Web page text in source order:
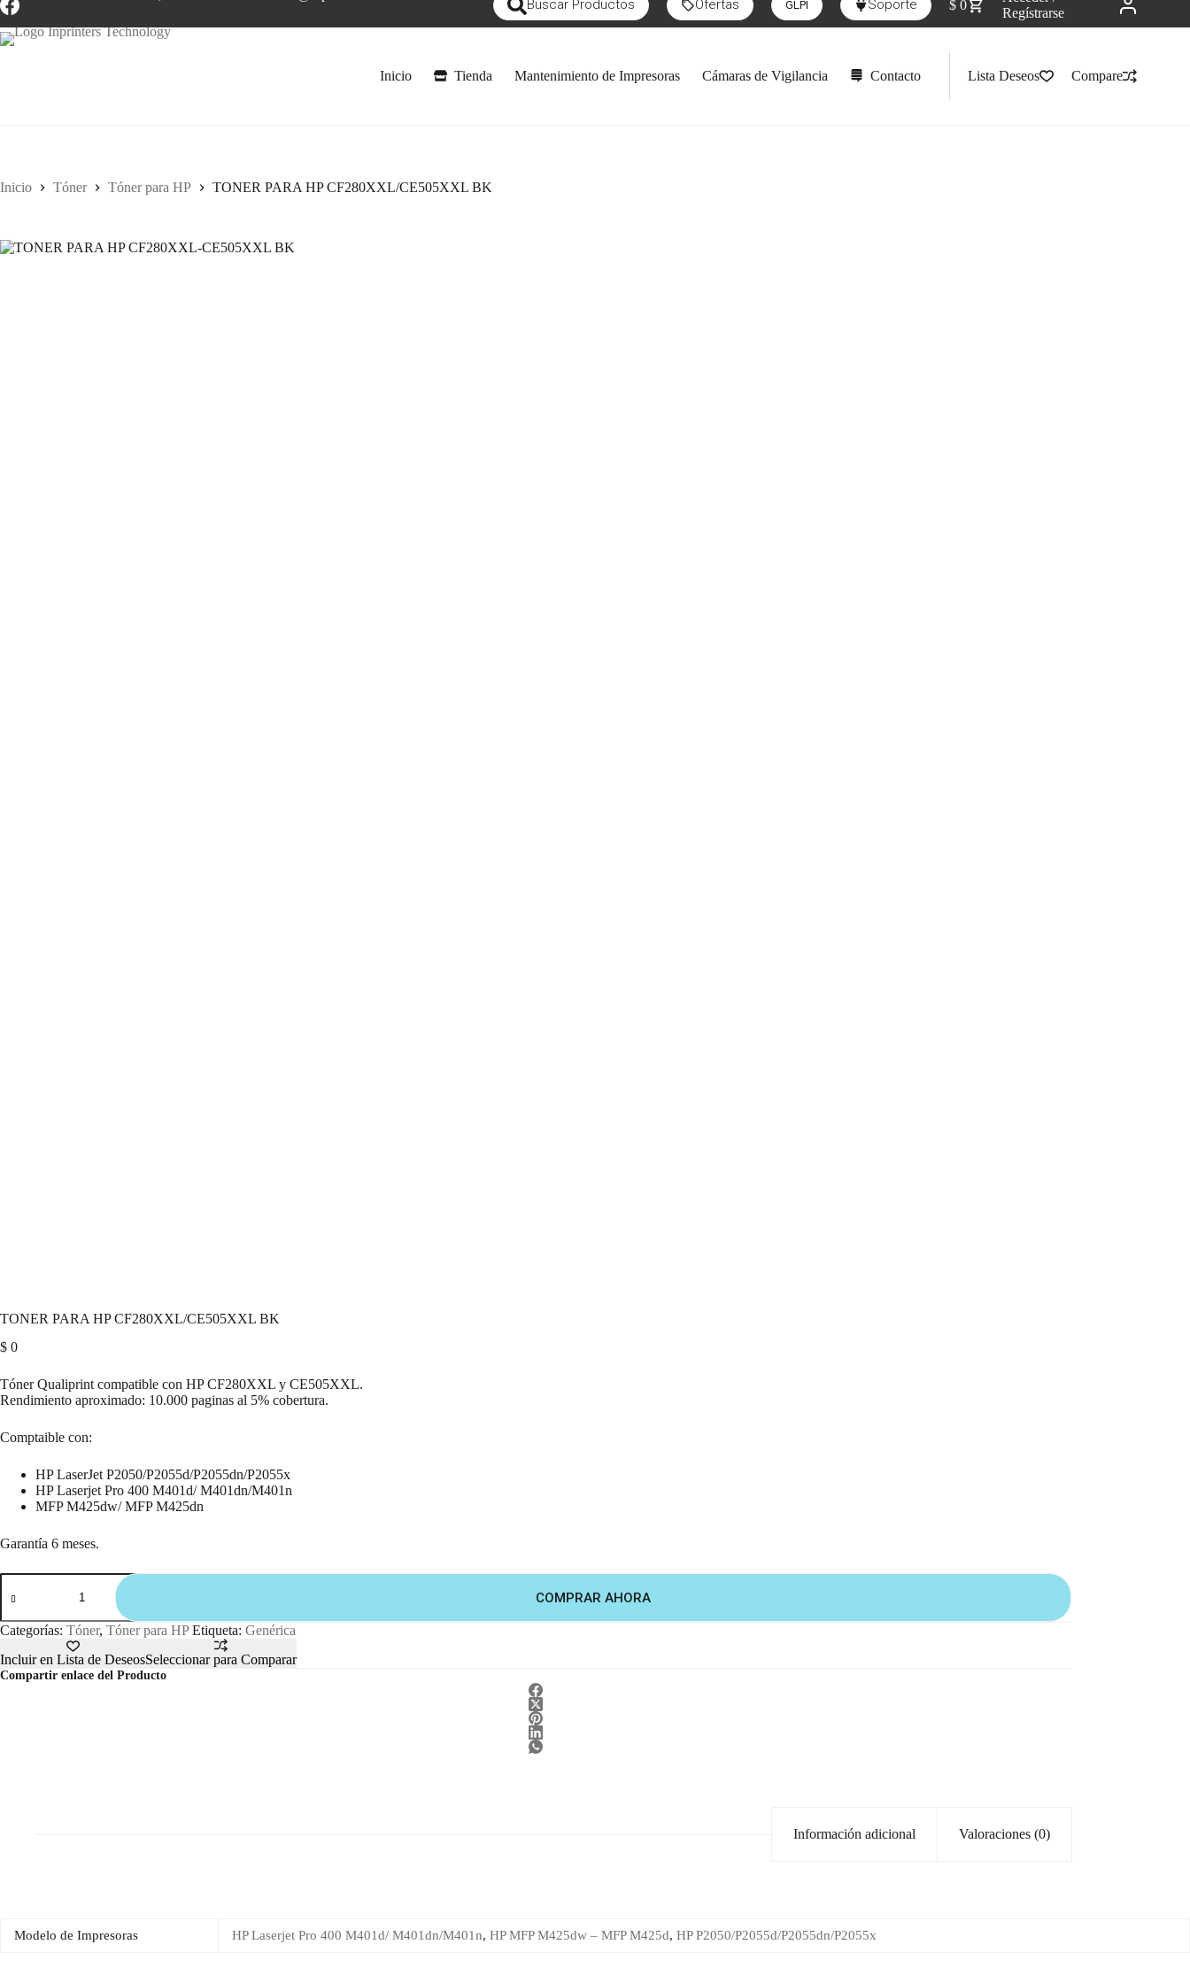
Buscar Productos Ofertas GLPI Soporte $ 0
Regístrarse
Inicio Tienda Mantenimiento de Impresoras Cámaras de Vigilancia Contacto Lista Deseos Compare
Inicio Tóner Tóner para HP TONER PARA HP CF280XXL/CE505XXL BK
TONER PARA HP CF280XXL/CE505XXL BK
$ 0
Tóner Qualiprint compatible con HP CF280XXL y CE505XXL.
Rendimiento aproximado: 10.000 paginas al 5% cobertura.
Comptaible con:
HP LaserJet P2050/P2055d/P2055dn/P2055x
HP Laserjet Pro 400 M401d/ M401dn/M401n
MFP M425dw/ MFP M425dn
Garantía 6 meses.
COMPRAR AHORA
Categorías: Tóner, Tóner para HP Etiqueta: Genérica
Incluir en Lista de DeseosSeleccionar para Comparar
Compartir enlace del Producto
Información adicional Valoraciones (0)
Modelo de Impresoras HP Laserjet Pro 400 M401d/ M401dn/M401n, HP MFP M425dw – MFP M425d, HP P2050/P2055d/P2055dn/P2055x